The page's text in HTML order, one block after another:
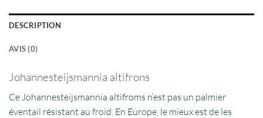
DESCRIPTION
AVIS (0)
Johannesteijsmannia altifrons
Ce Johannesteijsmannia altifroms n’est pas un palmier
éventail résistant au froid. En Europe, le mieux est de les